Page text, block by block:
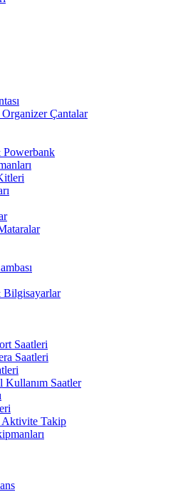
Çantalar
Powerbank
Saatleri
Saatleri
Saatler
Takip